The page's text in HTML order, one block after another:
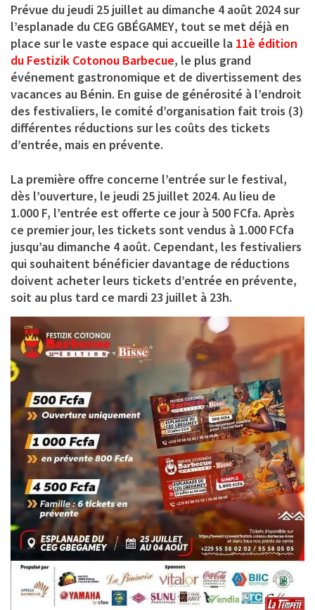
Prévue du jeudi 25 juillet au dimanche 4 août 2024 sur
l’esplanade du CEG GBÉGAMEY, tout se met déjà en
place sur le vaste espace qui accueille la 11è édition
du Festizik Cotonou Barbecue, le plus grand
événement gastronomique et de divertissement des
vacances au Bénin. En guise de générosité à l’endroit
des festivaliers, le comité d’organisation fait trois (3)
différentes réductions sur les coûts des tickets
d’entrée, mais en prévente.
La première offre concerne l’entrée sur le festival,
dès l’ouverture, le jeudi 25 juillet 2024. Au lieu de
1.000 F, l’entrée est offerte ce jour à 500 FCfa. Après
ce premier jour, les tickets sont vendus à 1.000 FCfa
jusqu’au dimanche 4 août. Cependant, les festivaliers
qui souhaitent bénéficier davantage de réductions
doivent acheter leurs tickets d’entrée en prévente,
soit au plus tard ce mardi 23 juillet à 23h.